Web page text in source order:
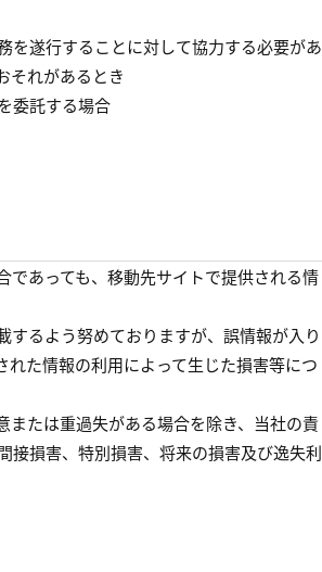
遂行することに対して協力する必要があ
それがあるとき
委託する場合
であっても、移動先サイトで提供される情
るよう努めておりますが、誤情報が入り
た情報の利用によって生じた損害等につ
または重過失がある場合を除き、当社の責
接損害、特別損害、将来の損害及び逸失利